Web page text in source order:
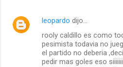
leopardo dijo…
rooly caldillo es como
pesimista todavia no
el partido no deberia
pedir mas goles eso